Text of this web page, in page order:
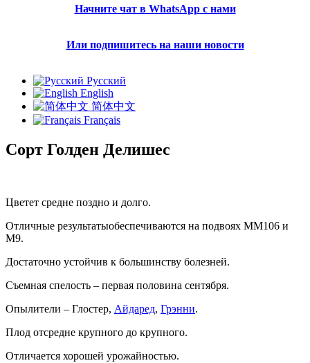
Начните чат в WhatsApp с нами
Или подпишитесь на наши новости
Русский
English
简体中文
Français
Сорт Голден Делишес
Цветет средне поздно и долго.
Отличные результатыобеспечиваются на подвоях MM106 и
M9.
Достаточно устойчив к большинству болезней.
Съемная спелость – первая половина сентября.
Опылители – Глостер, Айдаред, Грэнни.
Плод отсредне крупного до крупного.
Отличается хорошей урожайностью.